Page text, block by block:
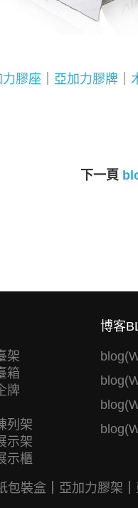
力膠座 亞加力膠牌
下一頁
架
箱
牌
列架
示架
示櫃
博客
包裝盒 亞加力膠架